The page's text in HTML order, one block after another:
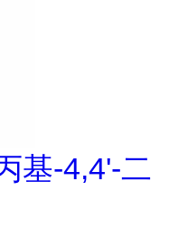
基-4,4'-二